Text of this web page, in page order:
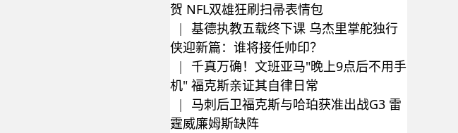
贺 NFL双雄狂刷扫帚表情包
| 基德执教五载终下课 乌杰里掌舵独行
侠迎新篇：谁将接任帅印？
| 千真万确！文班亚马"晚上9点后不用手
机" 福克斯亲证其自律日常
| 马刺后卫福克斯与哈珀获准出战G3 雷
霆威廉姆斯缺阵